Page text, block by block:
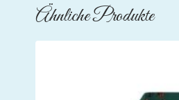
Ähnliche Produkte